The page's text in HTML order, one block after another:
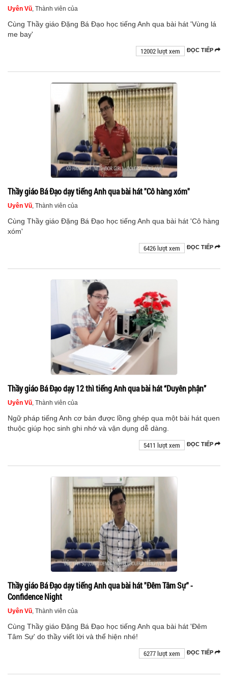
Uyên Vũ , Thành viên của
Cùng Thầy giáo Đặng Bá Đạo học tiếng Anh qua bài hát 'Vùng lá
me bay'
ĐỌC TIẾP
12002 lượt xem
Thầy giáo Bá Đạo dạy tiếng Anh qua bài hát "Cô hàng xóm"
Uyên Vũ , Thành viên của
Cùng Thầy giáo Đặng Bá Đạo học tiếng Anh qua bài hát 'Cô hàng
xóm'
ĐỌC TIẾP
6426 lượt xem
Thầy giáo Bá Đạo dạy 12 thì tiếng Anh qua bài hát “Duyên phận”
Uyên Vũ , Thành viên của
Ngữ pháp tiếng Anh cơ bản được lồng ghép qua một bài hát quen
thuộc giúp học sinh ghi nhớ và vận dụng dễ dàng.
ĐỌC TIẾP
5411 lượt xem
Thầy giáo Bá Đạo dạy tiếng Anh qua bài hát "Đêm Tâm Sự" -
Confidence Night
Uyên Vũ , Thành viên của
Cùng Thầy giáo Đặng Bá Đạo học tiếng Anh qua bài hát 'Đêm
Tâm Sự' do thầy viết lời và thể hiện nhé!
ĐỌC TIẾP
6277 lượt xem